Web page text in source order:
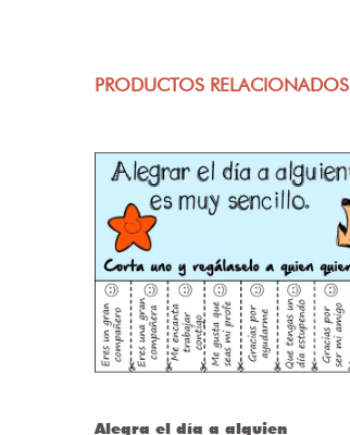
PRODUCTOS RELACIONADOS
Alegra el día a alguien